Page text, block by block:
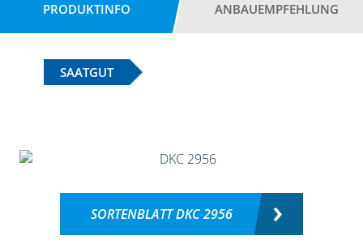
PRODUKTINFO ANBAUEMPFEHLUNG
SAATGUT
SORTENBLATT DKC 2956